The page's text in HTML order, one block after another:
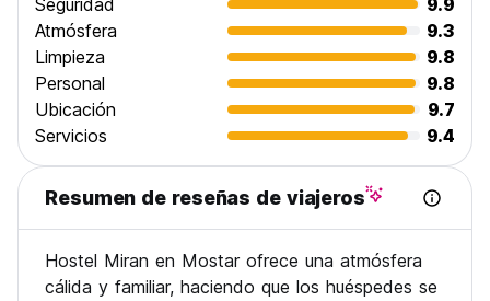
acantilado a lo largo del río Karst Buna que sale de las
montañas circundantes.
Pocitelj: una ciudad bosnia preservada y fortificada que
data de 1383 con hermosos ejemplos de arquitectura
medieval y otomana.
Cascadas de Kravice: una impresionante cascada en el río
Trebizat, una joya natural en Herzegovina. Puedes nadar,
Fortica Hill Gran Hill detrás de Mostar con vistas
panorámicas de la ciudad y sus alrededores.
Seguridad
9.9
Atmósfera
9.3
Limpieza
9.8
Personal
9.8
Ubicación
9.7
Servicios
9.4
Resumen de reseñas de viajeros
Hostel Miran en Mostar ofrece una atmósfera
cálida y familiar, haciendo que los huéspedes se